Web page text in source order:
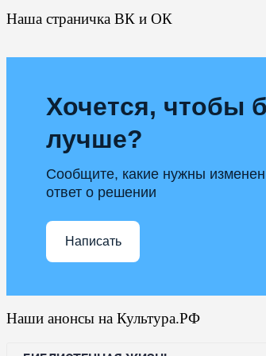
Наша страничка ВК и ОК
Хочется, чтобы
лучше?
Сообщите, какие нужны
ответ о решении
Написать
Наши анонсы на Культура.РФ